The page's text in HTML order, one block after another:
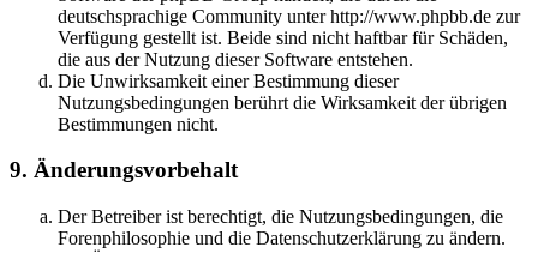
deutschsprachige Community unter http://www.phpbb.de zur
Verfügung gestellt ist. Beide sind nicht haftbar für Schäden,
die aus der Nutzung dieser Software entstehen.
Die Unwirksamkeit einer Bestimmung dieser
Nutzungsbedingungen berührt die Wirksamkeit der übrigen
Bestimmungen nicht.
9. Änderungsvorbehalt
Der Betreiber ist berechtigt, die Nutzungsbedingungen, die
Forenphilosophie und die Datenschutzerklärung zu ändern.